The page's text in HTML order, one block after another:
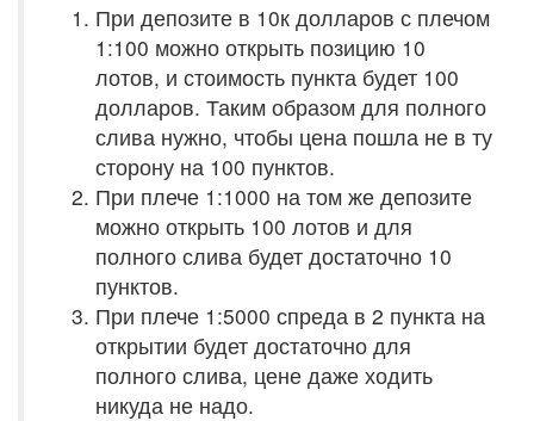
При депозите в 10к долларов с плечом
1:100 можно открыть позицию 10
лотов, и стоимость пункта будет 100
долларов. Таким образом для полного
слива нужно, чтобы цена пошла не в ту
сторону на 100 пунктов.
При плече 1:1000 на том же депозите
можно открыть 100 лотов и для
полного слива будет достаточно 10
пунктов.
При плече 1:5000 спреда в 2 пункта на
открытии будет достаточно для
полного слива, цене даже ходить
никуда не надо.